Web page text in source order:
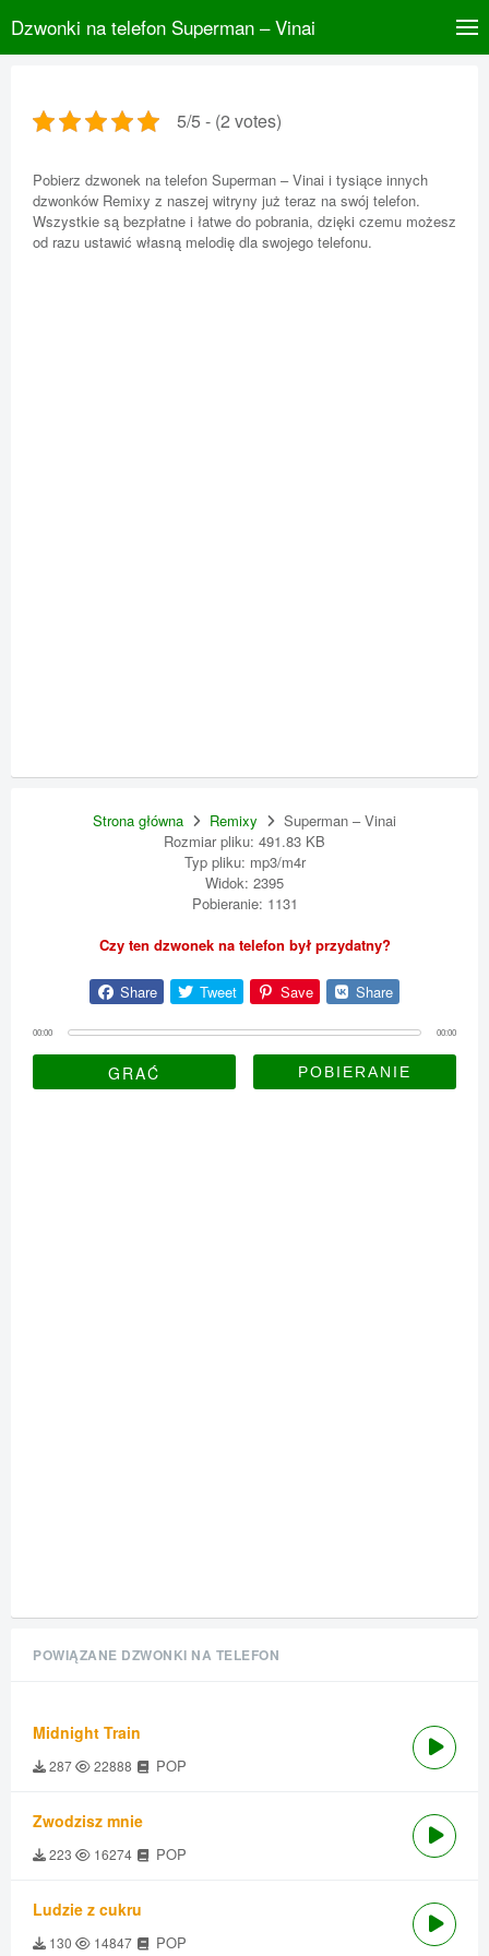
Dzwonki na telefon Superman – Vinai
5/5 - (2 votes)
Pobierz dzwonek na telefon Superman – Vinai i tysiące innych
dzwonków Remixy z naszej witryny już teraz na swój telefon.
Wszystkie są bezpłatne i łatwe do pobrania, dzięki czemu możesz
od razu ustawić własną melodię dla swojego telefonu.
Strona główna Remixy
Superman – Vinai
Rozmiar pliku: 491.83 KB
Typ pliku: mp3/m4r
Widok: 2395
Pobieranie: 1131
Czy ten dzwonek na telefon był przydatny?
Share Tweet Save Share
00:00 00:00
GRAĆ
POWIĄZANE DZWONKI NA TELEFON
Midnight Train
287 22888 POP
Zwodzisz mnie
223 16274 POP
Ludzie z cukru
130 14847 POP